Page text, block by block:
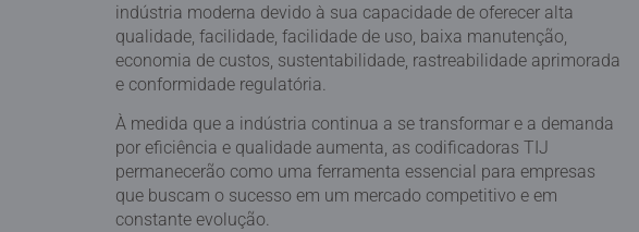
indústria moderna devido à sua capacidade de oferecer alta
qualidade, facilidade, facilidade de uso, baixa manutenção,
economia de custos, sustentabilidade, rastreabilidade aprimorada
e conformidade regulatória.
À medida que a indústria continua a se transformar e a demanda
por eficiência e qualidade aumenta, as codificadoras TIJ
permanecerão como uma ferramenta essencial para empresas
que buscam o sucesso em um mercado competitivo e em
constante evolução.